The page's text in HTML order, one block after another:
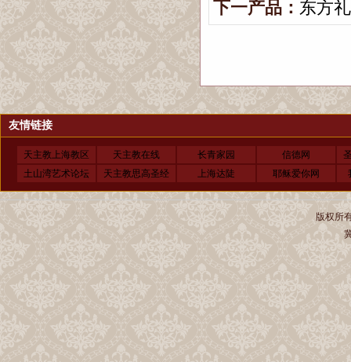
下一产品： 东方
友情链接
天主教上海教区 天主教在线 长青家园 信德网
土山湾艺术论坛
天主教思高圣经 上海达陡 耶稣爱你网
版权所